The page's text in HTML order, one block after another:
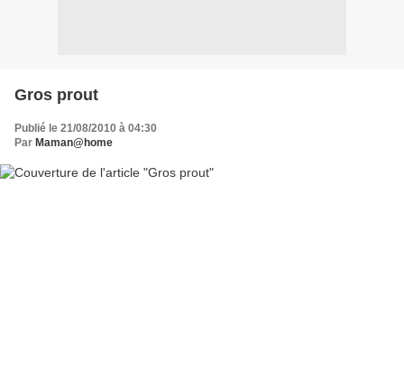
Gros prout
Publié le 21/08/2010 à 04:30
Par Maman@home